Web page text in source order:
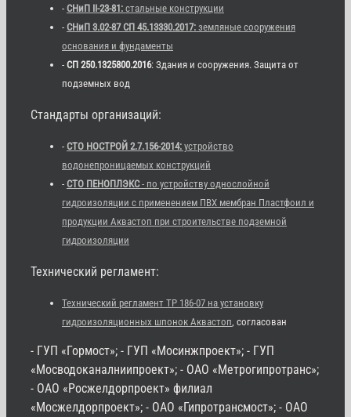
- СНиП II-23-81: стальные конструкции
- СНиП 3.02-87 СП 45.13330.2017: земляные сооружения
основания и фундаменты
- СП 250.1325800.2016: Здания и сооружения. Защита от
подземных вод
Стандарты организаций:
- СТО НОСТРОЙ 2.7.156-2014: устройство
водонепроницаемых конструкций
- СТО ПЕНОПЛЭКС- по устройству однослойной
гидроизоляции с применением ПВХ мембран Пластфоил и
продукции Аквастоп при строительстве подземной
гидроизоляции
Технический регламент:
Технический регламент ТР 186-07 на установку
гидроизоляционных шпонок Аквастоп , согласован
- ГУП «Гормост»; - ГУП «Мосинжпроект»; - ГУП
«Мосводоканалниипроект»; - ОАО «Метрогипротранс»;
- ОАО «Росжелдорпроект» филиал
«Мосжелдорпроект»; - ОАО «Гипротрансмост»; - ОАО